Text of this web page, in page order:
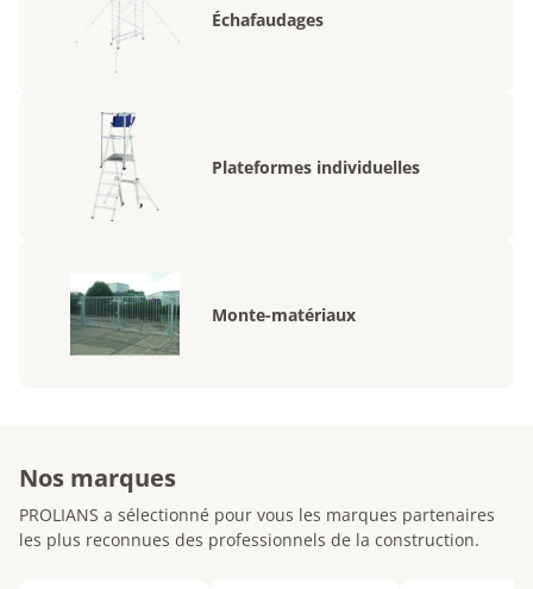
Échafaudages
Plateformes individuelles
Monte-matériaux
Nos marques
PROLIANS a sélectionné pour vous les marques partenaires
les plus reconnues des professionnels de la construction.